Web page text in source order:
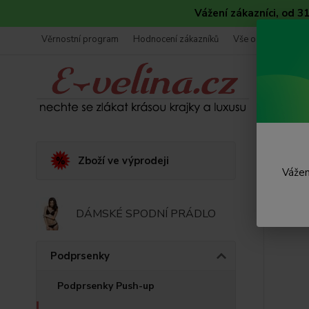
Vážení zákazníci, od
Věrnostní program Hodnocení zákazníků Vše o nákupu
Zboží ve výprodeji
DÁMSKÉ SPODNÍ PRÁDLO
Podprsenky
Podprsenky Push-up